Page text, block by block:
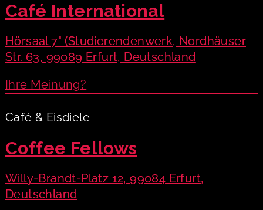
Café International
Hörsaal 7" (Studierendenwerk, Nordhäuser
Str. 63, 99089 Erfurt, Deutschland
Ihre Meinung?
Café & Eisdiele
Coffee Fellows
Willy-Brandt-Platz 12, 99084 Erfurt,
Deutschland